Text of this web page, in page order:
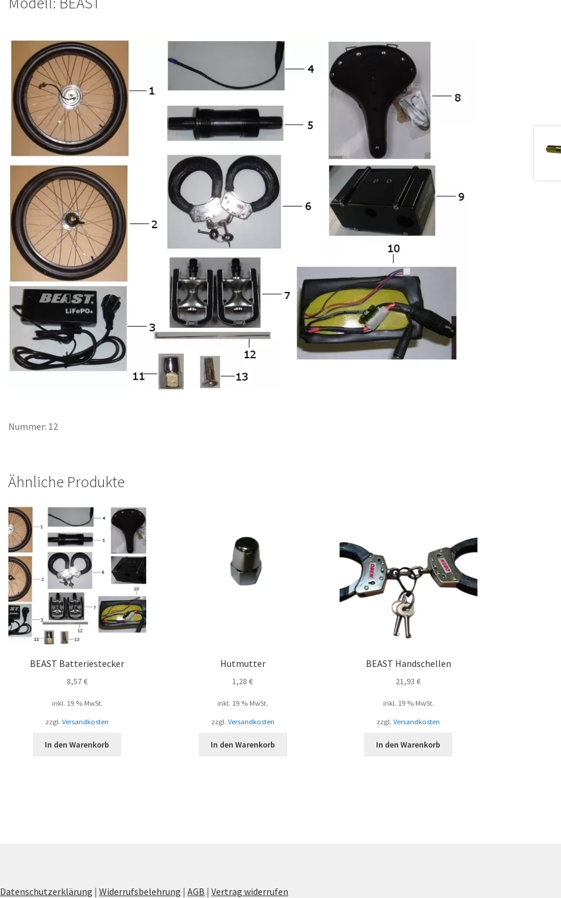
Nummer: 12
Ähnliche Produkte
BEAST Batteriestecker
8,57€
inkl. 19 % MwSt.
zzgl.Versandkosten
In den Warenkorb
Hutmutter
1,28€
inkl. 19 % MwSt.
zzgl. Versandkosten
In den Warenkorb
BEAST Handschellen
21,93€
inkl. 19 % MwSt.
zzgl.Versandkosten
In den Warenkorb
Datenschutzerklärung |Widerrufsbelehrung |AGB |Vertrag widerrufen